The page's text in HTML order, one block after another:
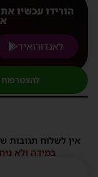
הורידו עכשיו
לאנדורואיד
אין לשלוח תגובות
במידה ולא